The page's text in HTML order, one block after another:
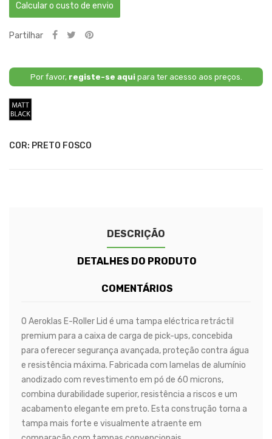
Calcular o custo de envio
Partilhar
Por favor, registe-se aquipara ter acesso aos preços.
COR: PRETO FOSCO
DESCRIÇÃO
DETALHES DO PRODUTO
COMENTÁRIOS
O Aeroklas E-Roller Lid é uma tampa eléctrica retráctil
premium para a caixa de carga de pick-ups, concebida
para oferecer segurança avançada, proteção contra água
e resistência máxima. Fabricada com lamelas de alumínio
anodizado com revestimento em pó de 60 microns,
combina durabilidade superior, resistência a riscos e um
acabamento elegante em preto. Esta construção torna a
tampa mais forte e visualmente atraente em